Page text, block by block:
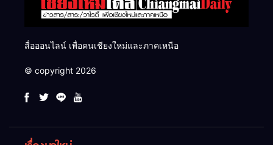
สื่อออนไลน์ เพื่อคนเชียงใหม่และภาคเหนือ
© copyright 2026